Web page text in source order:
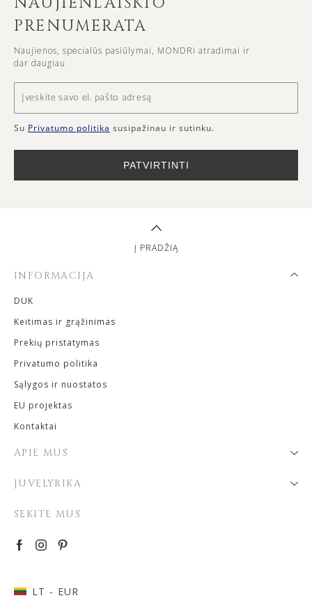
PRENUMERATA
Naujienos, specialūs pasiūlymai, MONDRI atradimai ir
dar daugiau
Su Privatumo politika susipažinau ir sutinku.
PATVIRTINTI
INFORMACIJA
DUK
Keitimas ir grąžinimas
Prekių pristatymas
Privatumo politika
Sąlygos ir nuostatos
EU projektas
Kontaktai
APIE MUS
JUVELYRIKA
SEKITE MUS
LT - EUR
Į PRADŽIĄ